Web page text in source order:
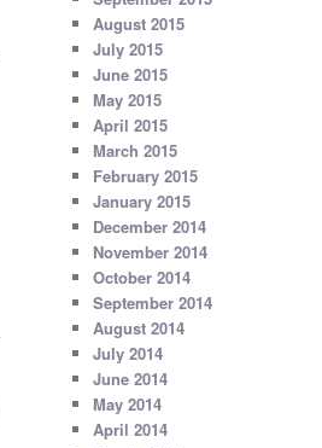
August 2015
July 2015
June 2015
May 2015
April 2015
March 2015
February 2015
January 2015
December 2014
November 2014
October 2014
September 2014
August 2014
July 2014
June 2014
May 2014
April 2014